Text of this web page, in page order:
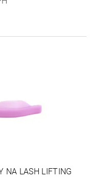
NA LASH LIFTING